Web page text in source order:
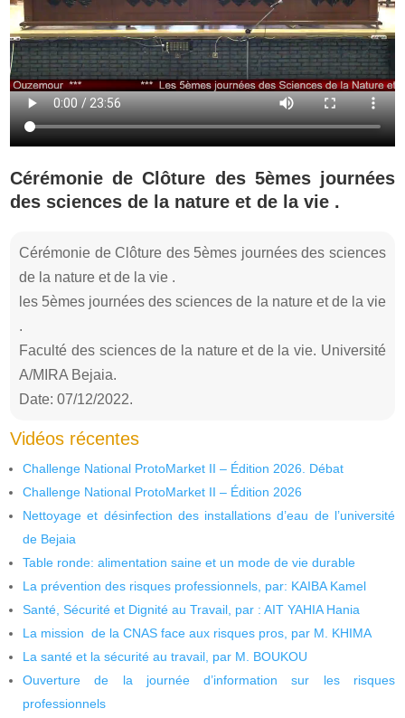
Cérémonie de Clôture des 5èmes journées
des sciences de la nature et de la vie .
Cérémonie de Clôture des 5èmes journées des sciences
de la nature et de la vie .
les 5èmes journées des sciences de la nature et de la vie
.
Faculté des sciences de la nature et de la vie. Université
A/MIRA Bejaia.
Date: 07/12/2022.
Vidéos récentes
Challenge National ProtoMarket II – Édition 2026. Débat
Challenge National ProtoMarket II – Édition 2026
Nettoyage et désinfection des installations d’eau de l’université
de Bejaia
Table ronde: alimentation saine et un mode de vie durable
La prévention des risques professionnels, par: KAIBA Kamel
Santé, Sécurité et Dignité au Travail, par : AIT YAHIA Hania
La mission de la CNAS face aux risques pros, par M. KHIMA
La santé et la sécurité au travail, par M. BOUKOU
Ouverture de la journée d’information sur les risques
professionnels